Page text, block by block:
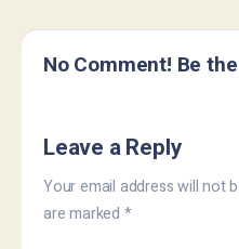
No Comment! Be
Leave a Reply
Your email address will not
are marked *